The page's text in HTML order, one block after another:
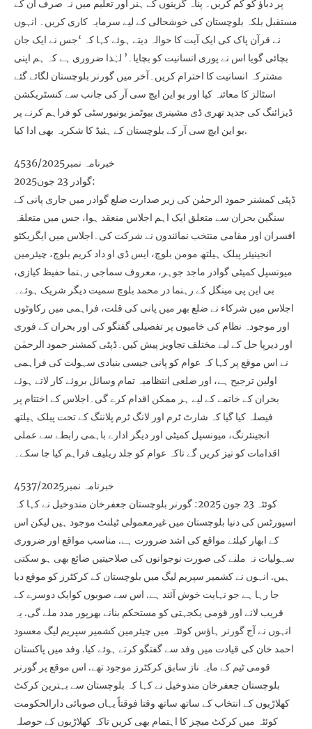
پر دباؤ کو کم کریں۔ پناہ گزینوں کے ہنر اور تعلیم میں نہ صرف ان کے
مستقبل بلکہ بلوچستان کی خوشحالی کے لیے سرمایہ کاری کریں۔ انہوں
نے قرآن پاک کی ایک آیت کا حوالہ دیتے ہوئے کہا کہ ‘جس نے ایک جان
بچائی گویا اس نے پوری انسانیت کو بچایا۔’ لہٰذا ضروری ہے کہ ہم اپنی
مشترکہ انسانیت کا احترام کریں۔آخر میں گورنر بلوچستان لگائے گئے
اسٹالز کا معائنہ کیا اور یو این ایچ سی آر کی جانب سے کنسٹریکشن
ڈیزائنگ کی جدید تھری ڈی مشینری بیوٹمز یونیورسٹی کو فراہم کرنے پر
یو این ایچ سی آر کے بلوچستان کے ہئیڈ کا شکریہ بھی ادا کیا.
خبرنامہ نمبر4536/2025
گوادر 23 جون2025:
ڈپٹی کمشنر حمود الرحمٰن کی زیر صدارت ضلع گوادر میں جاری پانی کے
سنگین بحران سے متعلق ایک اہم اجلاس منعقد ہوا، جس میں متعلقہ
افسران اور مقامی منتخب نمائندوں نے شرکت کی۔اجلاس میں ایگزیکٹو
انجینیئر پبلک ہیلتھ مومن بلوچ، ایس ڈی او داد کریم بلوچ، چیئرمین
میونسپل کمیٹی گوادر ماجد جوہر، معروف سماجی رہنما حفیظ کیازی،
بی این پی مینگل کے رہنما در محمد بلوچ سمیت دیگر شریک ہوئے۔
اجلاس میں شرکاء نے ضلع بھر میں پانی کی قلت، فراہمی میں رکاوٹوں
اور موجودہ نظام کی خامیوں پر تفصیلی گفتگو کی اور بحران کے فوری
اور دیرپا حل کے لیے مختلف تجاویز پیش کیں۔ڈپٹی کمشنر حمود الرحمٰن
نے اس موقع پر کہا کہ عوام کو پانی جیسی بنیادی سہولت کی فراہمی
اولین ترجیح ہے، اور ضلعی انتظامیہ تمام وسائل بروئے کار لاتے ہوئے
بحران کے خاتمے کے لیے ہر ممکن اقدام کرے گی۔اجلاس کے اختتام پر
فیصلہ کیا گیا کہ شارٹ ٹرم اور لانگ ٹرم پلاننگ کے تحت پبلک ہیلتھ
انجینئرنگ، میونسپل کمیٹی اور دیگر ادارے باہمی رابطے سے عملی
اقدامات کو تیز کریں گے تاکہ عوام کو جلد ریلیف فراہم کیا جا سکے۔
خبرنامہ نمبر4537/2025
کوئٹہ 23 جون 2025: گورنر بلوچستان جعفرخان مندوخیل نے کہا کہ
اسپورٹس کی دنیا بلوچستان میں غیرمعمولی ٹیلنٹ موجود ہیں لیکن اس
کے ابھار کیلئے مواقع کی اشد ضرورت ہے. مناسب مواقع اور ضروری
سہولیات نہ ملنے کی صورت نوجوانوں کی صلاحیتیں ضائع بھی ہو سکتی
ہیں. انہوں نے کشمیر سپریم لیگ میں بلوچستان کے کرکٹرز کو موقع دیا
جا رہا ہے جو نہایت خوش آئند ہے. اس سے صوبوں کوایک دوسرے کے
قریب لانے اور قومی یکجہتی کو مستحکم بنانے بھرپور مدد ملے گی. یہ
انہوں نے آج گورنر ہاؤس کوئٹہ میں چیئرمین کشمیر سپریم لیگ معسود
احمد خان کی قیادت میں وفد سے گفتگو کرتے ہوئے کیا. وفد میں پاکستان
قومی ٹیم کے مایہ ناز سابق کرکٹرز موجود تھے. اس موقع پر گورنر
بلوچستان جعفرخان مندوخیل نے کہا کہ بلوچستان سے بہترین کرکٹ
کھلاڑیوں کے انتخاب کے ساتھ ساتھ وقتا فوقتاً یہاں صوبائی دارالحکومت
کوئٹہ میں کرکٹ میچز کا اہتمام بھی کریں تاکہ کھلاڑیوں کے حوصلہ